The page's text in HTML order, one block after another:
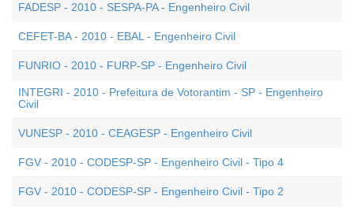
FADESP - 2010 - SESPA-PA - Engenheiro Civil
CEFET-BA - 2010 - EBAL - Engenheiro Civil
FUNRIO - 2010 - FURP-SP - Engenheiro Civil
INTEGRI - 2010 - Prefeitura de Votorantim - SP - Engenheiro
Civil
VUNESP - 2010 - CEAGESP - Engenheiro Civil
FGV - 2010 - CODESP-SP - Engenheiro Civil - Tipo 4
FGV - 2010 - CODESP-SP - Engenheiro Civil - Tipo 2